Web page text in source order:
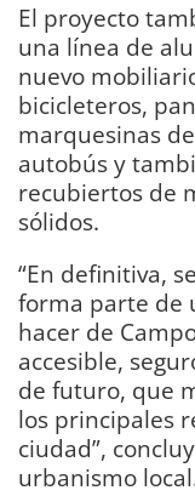
El proyecto
una línea de
nuevo
bicicleteros,
marquesinas
autobús y
recubiertos de
sólidos.
“En definitiva,
forma parte de
hacer de
accesible,
de futuro, que
los principales
ciudad”,
urbanismo